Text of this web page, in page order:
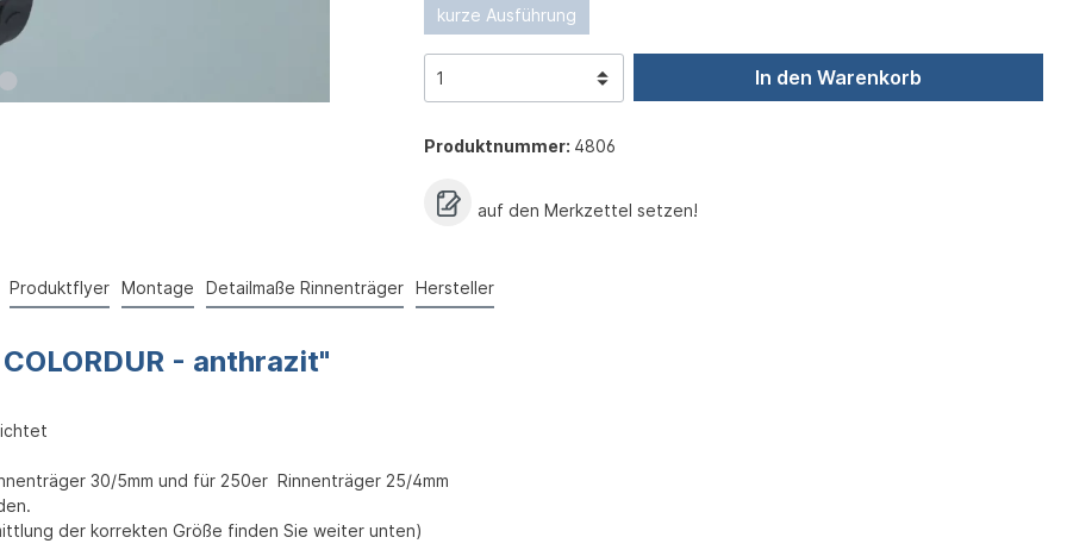
kurze Ausführung
In den Warenkorb
Produktnummer: 4806
auf den Merkzettel setzen!
Produktflyer Montage Detailmaße Rinnenträger Hersteller
- anthrazit"
30/5mm und für 250er Rinnenträger 25/4mm
der korrekten Größe finden Sie weiter unten)